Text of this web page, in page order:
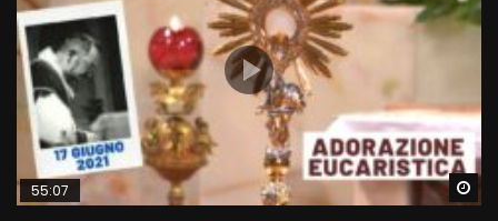
55:07